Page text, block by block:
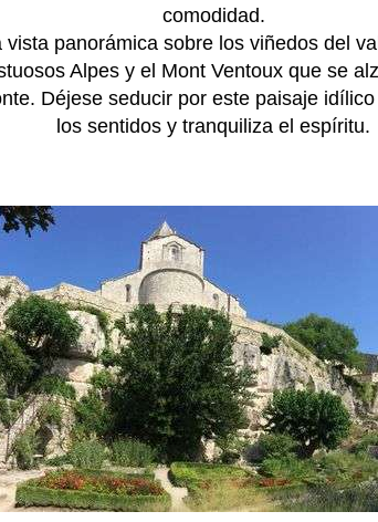
comodidad.
vista panorámica sobre los viñedos del
Alpes y el Mont Ventoux que se
Déjese seducir por este paisaje
los sentidos y tranquiliza el espíritu.